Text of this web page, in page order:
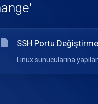
SSH Portu Değiştirme
Linux sunucularına